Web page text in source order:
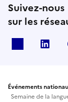
Suivez-nous
sur les
Événements
Semaine de la